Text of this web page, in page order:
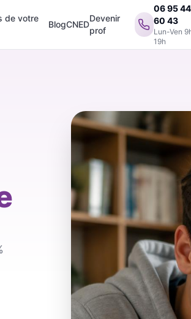
de votre
BlogCNED
Devenir
prof
06 95 44
60 43
Lun-Ven
19h